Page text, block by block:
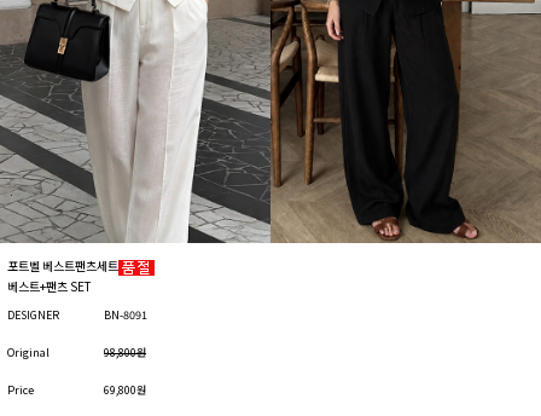
포트벨 베스트팬츠세트
베스트+팬츠 SET
DESIGNER BN-8091
Original 98,800원
Price 69,800원